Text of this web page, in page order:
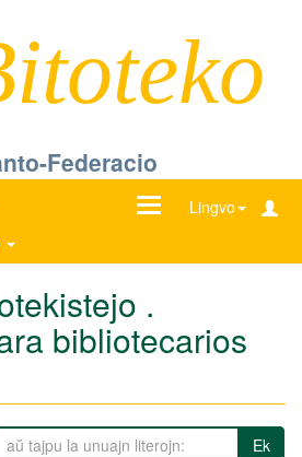
Federacio
Lingvo
Ŝanĝu
.
bibliotecarios
Ek